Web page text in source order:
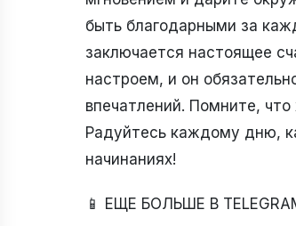
быть благодарными за
заключается настоящее
настроем, и он
впечатлений. Помните, что
Радуйтесь каждому дню,
начинаниях!
📱 ЕЩЕ БОЛЬШЕ В